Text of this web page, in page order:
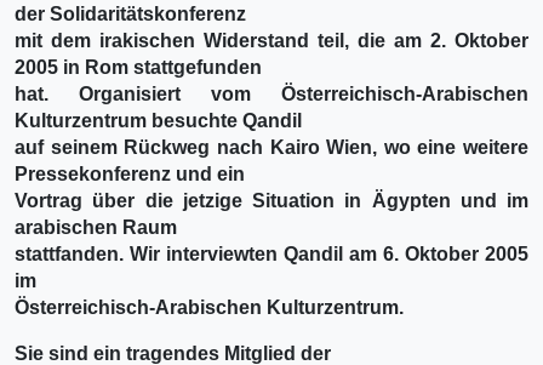
der Solidaritätskonferenz
mit dem irakischen Widerstand teil, die am 2. Oktober
2005 in Rom stattgefunden
hat. Organisiert vom Österreichisch-Arabischen
Kulturzentrum besuchte Qandil
auf seinem Rückweg nach Kairo Wien, wo eine weitere
Pressekonferenz und ein
Vortrag über die jetzige Situation in Ägypten und im
arabischen Raum
stattfanden. Wir interviewten Qandil am 6. Oktober 2005
im
Österreichisch-Arabischen Kulturzentrum.
Sie sind ein tragendes Mitglied der